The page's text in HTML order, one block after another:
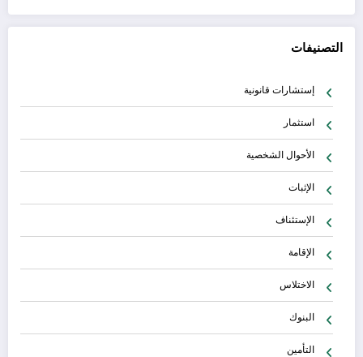
التصنيفات
إستشارات قانونية
استثمار
الأحوال الشخصية
الإثبات
الإستئناف
الإقامة
الاختلاس
البنوك
التأمين